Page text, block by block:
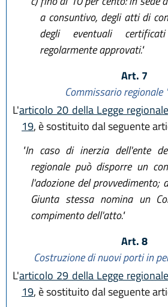
a consuntivo, degli atti di
degli eventuali
regolarmente approvati."
Art. 7
Commissario regionale
L'articolo 20 della Legge
19, è sostituito dal seguente
"In caso di inerzia dell'ente
regionale può disporre un
l'adozione del provvedimento;
Giunta stessa nomina un
compimento dell'atto."
Art. 8
Costruzione di nuovi porti in
L'articolo 29 della Legge
19, è sostituito dal seguente